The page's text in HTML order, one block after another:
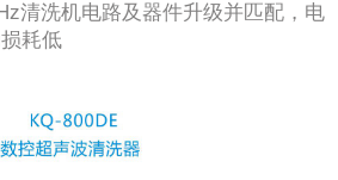
清洗机电路及器件升级并匹配，电
耗低